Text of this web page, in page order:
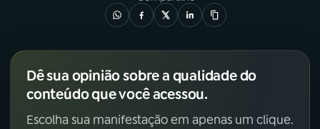
Dê sua opinião sobre a qualidade do
conteúdo que você acessou.
Escolha sua manifestação em apenas um clique.